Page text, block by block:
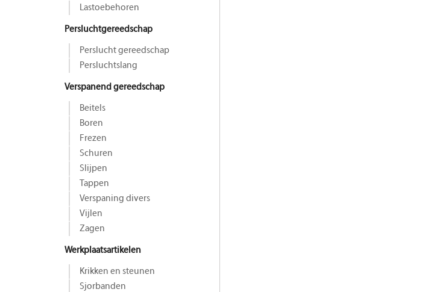
Lastoebehoren
Persluchtgereedschap
Perslucht gereedschap
Persluchtslang
Verspanend gereedschap
Beitels
Boren
Frezen
Schuren
Slijpen
Tappen
Verspaning divers
Vijlen
Zagen
Werkplaatsartikelen
Krikken en steunen
Sjorbanden